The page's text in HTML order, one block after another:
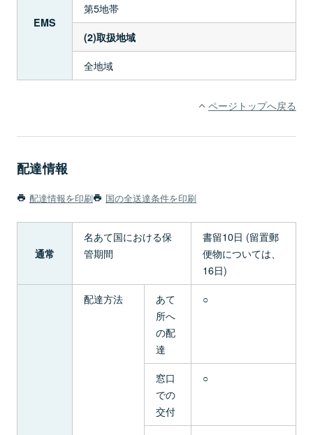
EMS
第5地帯
(2)取扱地域
全地域
ページトップへ戻る
配達情報
配達情報を印刷 国の全送達条件を印刷
通常
名あて国における保
管期間
書留10日 (留置郵
便物については、
16日)
配達方法
あて
所へ
の配
達
○
窓口
での
交付
○